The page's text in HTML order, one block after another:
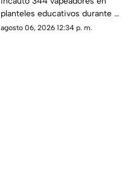
dispositivo wax
planteles educativos durante el
ciclo escolar 2025-2026; 36
agosto 06, 2026 12:34 p. m.